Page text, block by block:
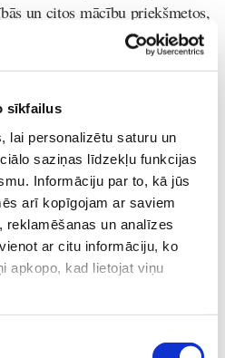
sīkfailus
lai personalizētu saturu un
saziņas līdzekļu funkcijas
Informāciju par to, kā jūs
arī kopīgojam ar saviem
un analīzes
ar citu informāciju, ko
apkopo, kad lietojat viņu
un citos mācību priekšmetos,
ievērot vienotas prasības rakstu
labošanai, rakstu
strādāt sistemātiski, rūpīgi,
darbus, kā arī palīdzēs
prasmes, kas
ka rokraksts ir arī viena
iezīmēm," iesaka